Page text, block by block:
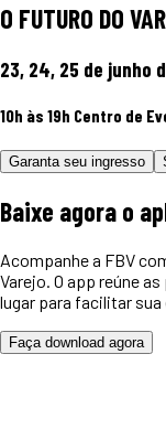
O FUTURO DO
23, 24, 25 de junho
10h às 19h Centro de
Garanta seu ingresso
Baixe agora o
Acompanhe a FBV
Varejo. O app reúne
lugar para facilitar
Faça download agora